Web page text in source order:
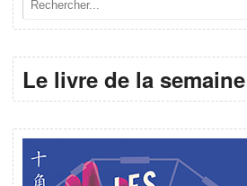
Le livre de la semaine